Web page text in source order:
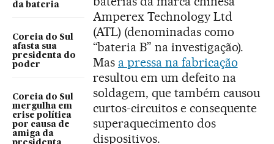
da bateria
Coreia do Sul
afasta sua
presidenta do
poder
Coreia do Sul
mergulha em
crise política
por causa de
amiga da
Amperex Technology Ltd
(ATL) (denominadas como
“bateria B” na investigação).
Mas a pressa na fabricação
resultou em um defeito na
soldagem, que também causou
curtos-circuitos e consequente
superaquecimento dos
dispositivos.